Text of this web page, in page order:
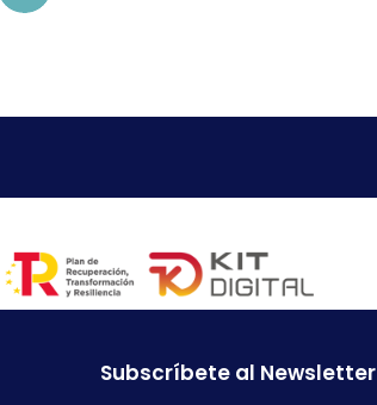
Subscríbete al Newsletter